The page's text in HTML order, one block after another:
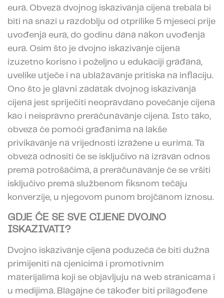
eura. Obveza dvojnog iskazivanja cijena trebala bi
biti na snazi u razdoblju od otprilike 5 mjeseci prije
uvođenja eura, do godinu dana nakon uvođenja
eura. Osim što je dvojno iskazivanje cijena
izuzetno korisno i poželjno u edukaciji građana,
uvelike utječe i na ublažavanje pritiska na inflaciju.
Ono što je glavni zadatak dvojnog iskazivanja
cijena jest spriječiti neopravdano povećanje cijena
kao i neispravno preračunavanje cijena. Isto tako,
obveza će pomoći građanima na lakše
privikavanje na vrijednosti izražene u eurima. Ta
obveza odnositi će se isključivo na izravan odnos
prema potrošačima, a preračunavanje će se vršiti
isključivo prema službenom fiksnom tečaju
konverzije, u njegovom punom brojčanom iznosu.
GDJE ĆE SE SVE CIJENE DVOJNO
ISKAZIVATI?
Dvojno iskazivanje cijena poduzeća će biti dužna
primijeniti na cjenicima i promotivnim
materijalima koji se objavljuju na web stranicama i
u medijima. Blagajne će također biti prilagođene